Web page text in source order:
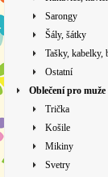
Sarongy
Šály, šátky
Tašky, kabelky,
Ostatní
Oblečení pro muže
Trička
Košile
Mikiny
Svetry